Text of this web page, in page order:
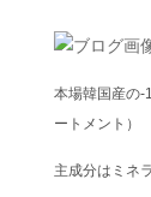
本場韓国産の-
ートメント）
主成分はミネ